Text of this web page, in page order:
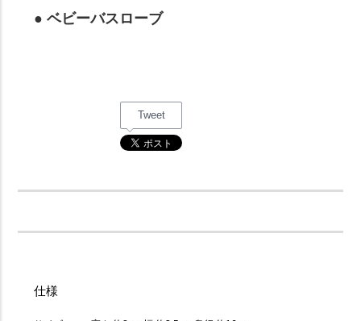
● ベビーバスローブ
Tweet
仕様